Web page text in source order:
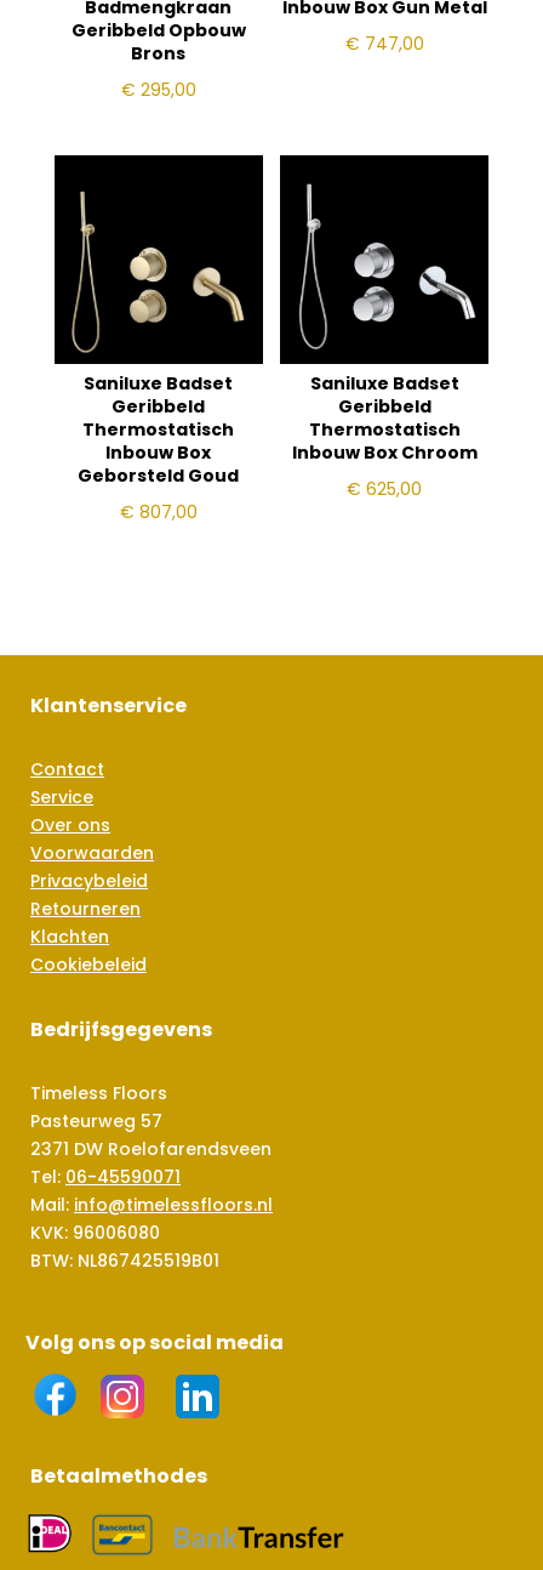
Badmengkraan
Geribbeld Opbouw
Brons
€ 295,00
Inbouw Box Gun Metal
€ 747,00
Saniluxe Badset
Geribbeld
Thermostatisch
Inbouw Box
Geborsteld Goud
€ 807,00
Saniluxe Badset
Geribbeld
Thermostatisch
Inbouw Box Chroom
€ 625,00
Klantenservice
Contact
Service
Over ons
Voorwaarden
Privacybeleid
Retourneren
Klachten
Cookiebeleid
Bedrijfsgegevens
Timeless Floors
Pasteurweg 57
2371 DW Roelofarendsveen
Tel: 06-45590071
Mail: info@timelessfloors.nl
KVK: 96006080
BTW: NL867425519B01
Volg ons op social media
Betaalmethodes